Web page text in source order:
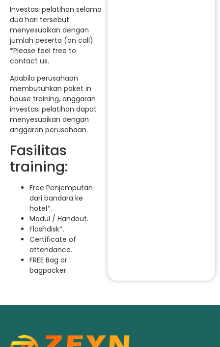
Investasi pelatihan selama
dua hari tersebut
menyesuaikan dengan
jumlah peserta (on call).
*Please feel free to
contact us.
Apabila perusahaan
membutuhkan paket in
house training, anggaran
investasi pelatihan dapat
menyesuaikan dengan
anggaran perusahaan.
Fasilitas
training:
Free Penjemputan
dari bandara ke
hotel*.
Modul / Handout.
Flashdisk*.
Certificate of
attendance.
FREE Bag or
bagpacker.